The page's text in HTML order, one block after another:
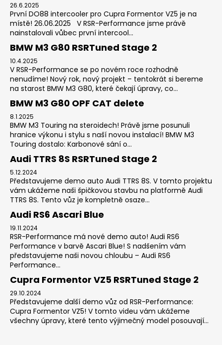
26.6.2025
První DO88 intercooler pro Cupra Formentor VZ5 je na
místě! 26.06.2025 V RSR-Performance jsme právě
nainstalovali vůbec první intercool...
BMW M3 G80 RSRTuned Stage 2
10.4.2025
V RSR-Performance se po novém roce rozhodně
nenudíme! Nový rok, nový projekt – tentokrát si bereme
na starost BMW M3 G80, které čekají úpravy, co...
BMW M3 G80 OPF CAT delete
8.1.2025
BMW M3 Touring na steroidech! Právě jsme posunuli
hranice výkonu i stylu s naší novou instalací! BMW M3
Touring dostalo: Karbonové sání o...
Audi TTRS 8S RSRTuned Stage 2
5.12.2024
Představujeme demo auto Audi TTRS 8S. V tomto projektu
vám ukážeme naši špičkovou stavbu na platformě Audi
TTRS 8S. Tento vůz je kompletně osaze...
Audi RS6 Ascari Blue
19.11.2024
RSR-Performance má nové demo auto! Audi RS6
Performance v barvě Ascari Blue! S nadšením vám
představujeme naši novou chloubu – Audi RS6
Performance...
Cupra Formentor VZ5 RSRTuned Stage 2
29.10.2024
Představujeme další demo vůz od RSR-Performance:
Cupra Formentor VZ5! V tomto videu vám ukážeme
všechny úpravy, které tento výjimečný model posouvají...